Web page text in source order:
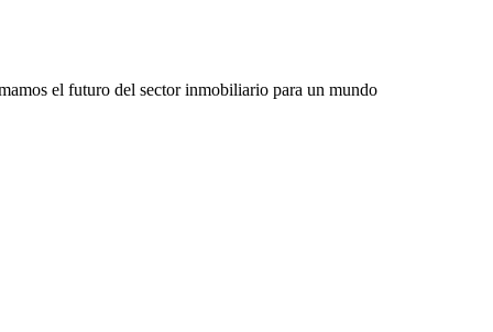
el futuro del sector inmobiliario para un mundo